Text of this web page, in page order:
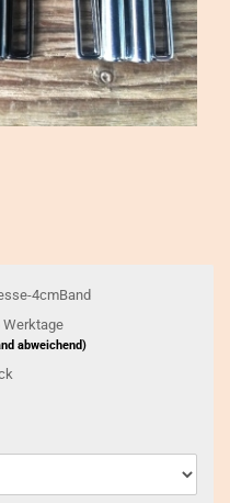
4cmBand
Werktage
abweichend)